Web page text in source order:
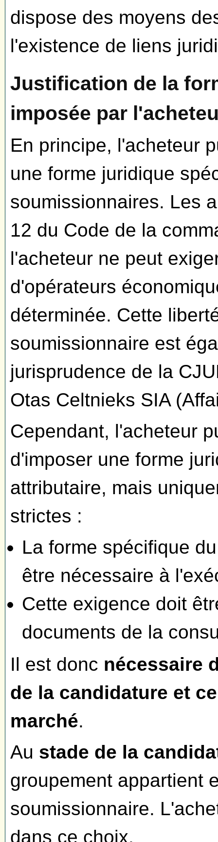
dispose des moyens
l'existence de liens
Justification de la
imposée par
En principe, l'acheteur
une forme juridique
soumissionnaires. Les
12 du Code de la
l'acheteur ne peut
d'opérateurs
déterminée. Cette
soumissionnaire est
jurisprudence de la
Otas Celtnieks SIA
Cependant, l'acheteur
d'imposer une forme
attributaire, mais
strictes :
La forme spécifique
être nécessaire à
Cette exigence doit
documents de la
Il est donc nécessaire
de la candidature et
marché.
Au stade de la
groupement appartient
soumissionnaire.
dans ce choix.